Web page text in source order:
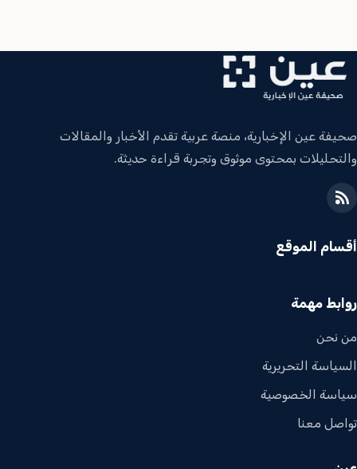
صحيفة عين الإخبارية، منصة عربية تقدم الأخبار والمقالات
والتحليلات بمحتوى موثوق وتجربة قراءة حديثة.
أقسام الموقع
روابط مهمة
من نحن
السياسة التحريرية
سياسة الخصوصية
تواصل معنا